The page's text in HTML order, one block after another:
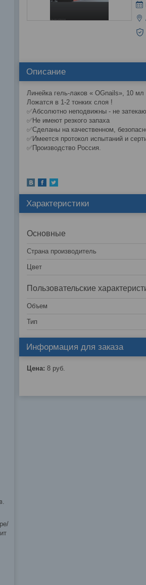
Описание
Линейка гель-лаков « OGnails», 10 мл
Ложатся в 1-2 тонких слоя !
✅Абсолютно неподвижны - не
✅Не имеют резкого запаха
✅Сделаны на качественном,
✅Имеется протокол испытаний и
✅Производство Россия.
Характеристики
Основные
Страна производитель
Цвет
Пользовательские
Объем
Тип
Информация для заказа
Цена: 8 руб.